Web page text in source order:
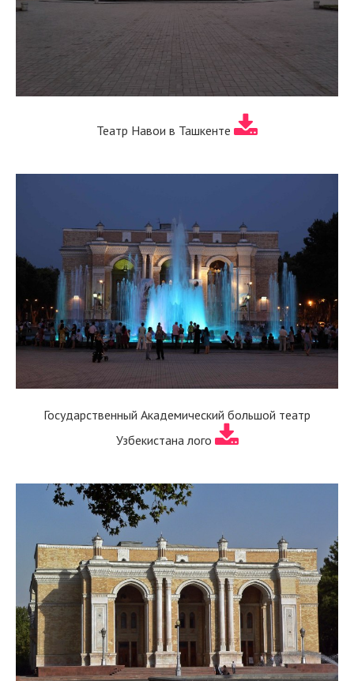
Театр Навои в Ташкенте
Государственный Академический большой театр
Узбекистана лого